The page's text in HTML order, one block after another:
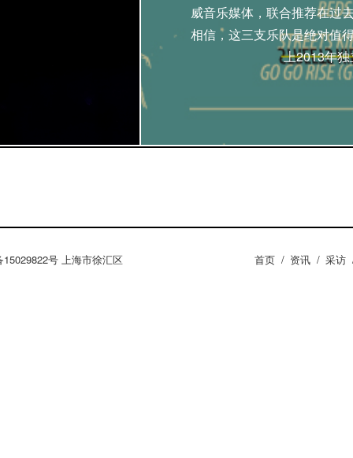
威音乐媒体，联合推荐在过
相信，这三支乐队是绝对值
上2013年
号 上海市徐汇区
首页 / 资讯 / 采访